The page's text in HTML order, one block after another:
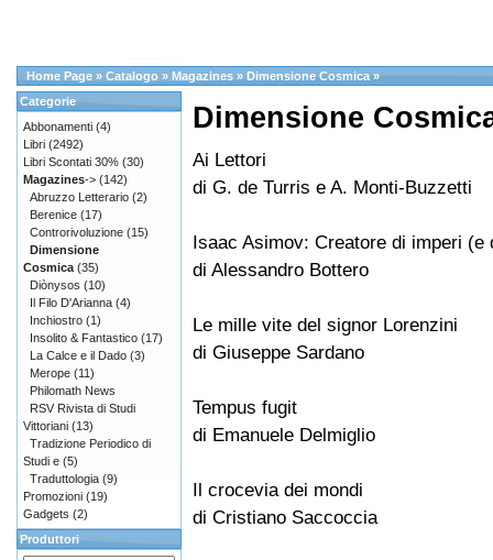
Home Page » Catalogo » Magazines » Dimensione Cosmica »
Dimensione
Ai Lettori
di G. de Turris e A. Monti-Buzzetti
Isaac Asimov: Creatore di imperi (e
di Alessandro Bottero
Le mille vite del signor Lorenzini
di Giuseppe Sardano
Tempus fugit
di Emanuele Delmiglio
Il crocevia dei mondi
di Cristiano Saccoccia
Categorie
Abbonamenti (4)
Libri (2492)
Libri Scontati 30% (30)
Magazines-> (142)
Abruzzo Letterario (2)
Berenice (17)
Controrivoluzione (15)
Dimensione
Cosmica (35)
Diònysos (10)
Il Filo D'Arianna (4)
Inchiostro (1)
Insolito & Fantastico (17)
La Calce e il Dado (3)
Merope (11)
Philomath News
RSV Rivista di Studi
Vittoriani (13)
Tradizione Periodico di
Studi e (5)
Traduttologia (9)
Promozioni (19)
Gadgets (2)
Produttori